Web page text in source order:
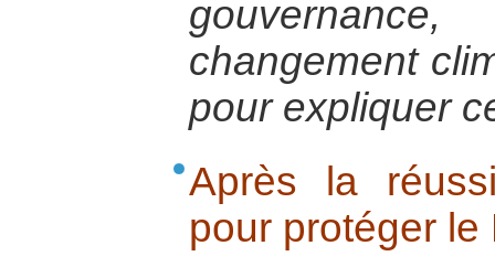
changement
pour expliquer
Après la
pour protéger le